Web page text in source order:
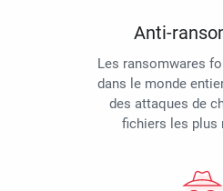
Anti-
Les ransomwares
dans le monde
des attaques de
fichiers les plus